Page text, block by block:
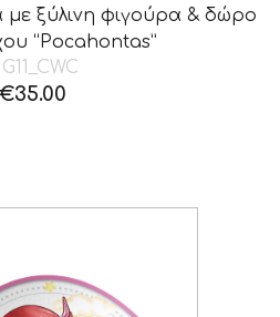
ξύλινη φιγούρα & δώρο
“Pocahontas”
€35.00